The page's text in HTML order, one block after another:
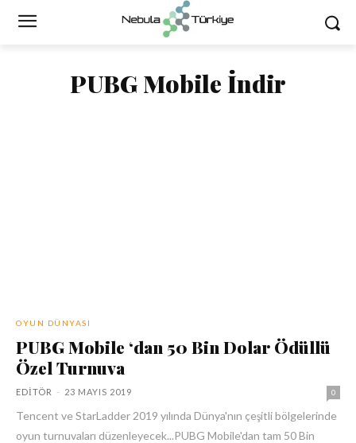
PUBG Mobile İndir
OYUN DÜNYASI
PUBG Mobile ‘dan 50 Bin Dolar Ödüllü
Özel Turnuva
EDITÖR - 23 MAYIS 2019 0
Tencent ve StarLadder 2019 yılında Dünya'nın çeşitli bölgelerinde
oyun turnuvaları düzenleyecek...PUBG Mobile'dan tam 50 Bin